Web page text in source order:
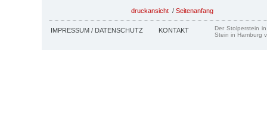
druckansicht / Seitenanfang
IMPRESSUM / DATENSCHUTZ KONTAKT
Der Stolperstein
Stein in Hamburg